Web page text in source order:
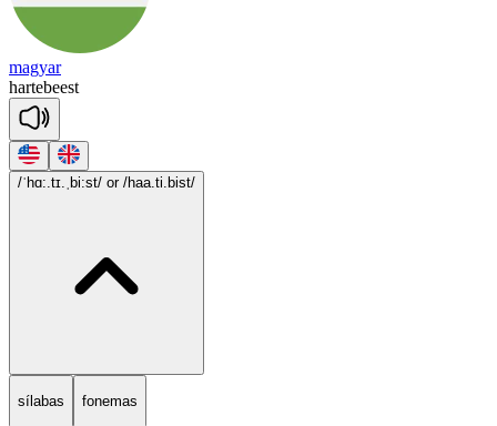
magyar
hartebeest
/ˈhɑ:.tɪ.ˌbi:st/ or /haa.ti.bist/
sílabas fonemas